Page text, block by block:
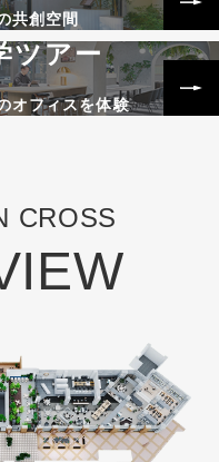
共創空間
ツアー
オフィスを体験
CROSS